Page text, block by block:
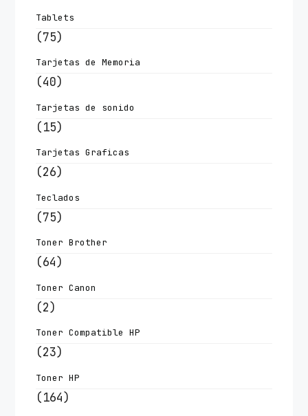
Tablets
(75)
Tarjetas de Memoria
(40)
Tarjetas de sonido
(15)
Tarjetas Graficas
(26)
Teclados
(75)
Toner Brother
(64)
Toner Canon
(2)
Toner Compatible HP
(23)
Toner HP
(164)